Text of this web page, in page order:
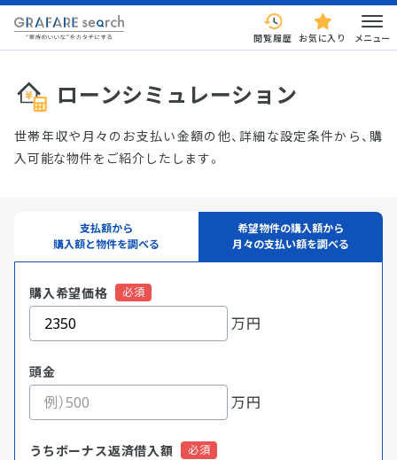
閲覧履歴 お気に入り メニュー
ローンシミュレーション
世帯年収や月々のお支払い金額の他、詳細な設定条件から、購
入可能な物件をご紹介したします。
支払額から
購入額と物件を調べる
希望物件の購入額から
月々の支払い額を調べる
購入希望価格
万円
頭金
万円
うちボーナス返済借入額